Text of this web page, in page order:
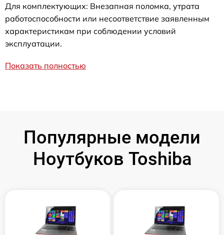
Для комплектующих: Внезапная поломка, утрата
работоспособности или несоответствие заявленным
характеристикам при соблюдении условий
эксплуатации.
Показать полностью
Популярные модели
Ноутбуков Toshiba